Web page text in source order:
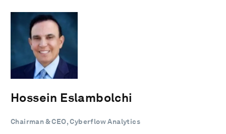
Hossein Eslambolchi
Chairman & CEO, Cyberflow Analytics